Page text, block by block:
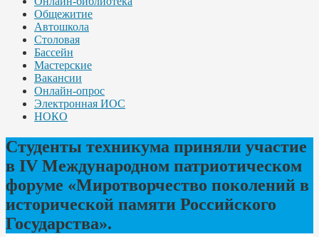
Общежитие
Автошкола
Столовая
Бассейн
Мастерские
Вакансии
Онлайн-опрос
Электронная ИОС
НОКО
Студенты техникума приняли участие
в IV Международном патриотическом
форуме «Миротворчество поколений в
исторической памяти Российского
Государства».